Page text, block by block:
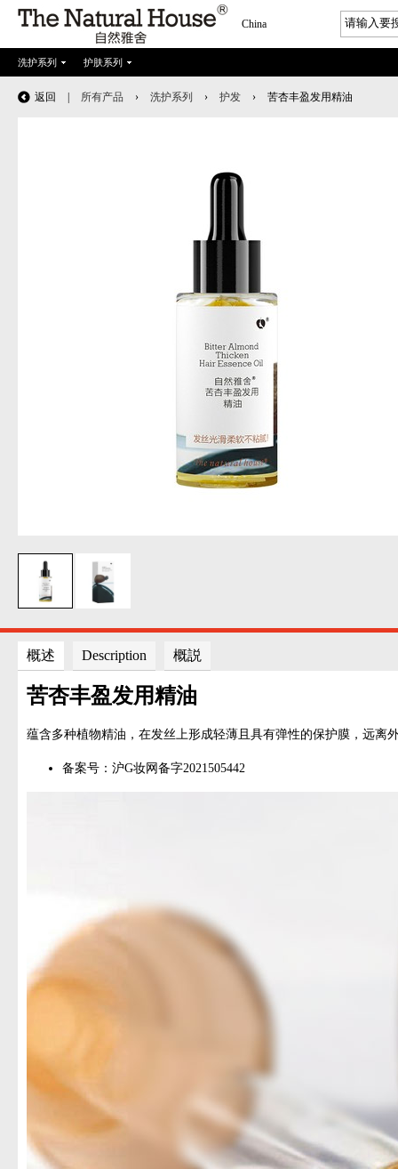
China
洗护系列 护肤系列
返回 所有产品 › 洗护系列 › 护发 › 苦杏丰盈发用精油
概述 Description 概説
苦杏丰盈发用精油
蕴含多种植物精油，在发丝上形成轻薄且具有弹性的保护膜，远离
备案号：沪G妆网备字2021505442